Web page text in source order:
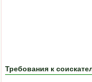
Требования к